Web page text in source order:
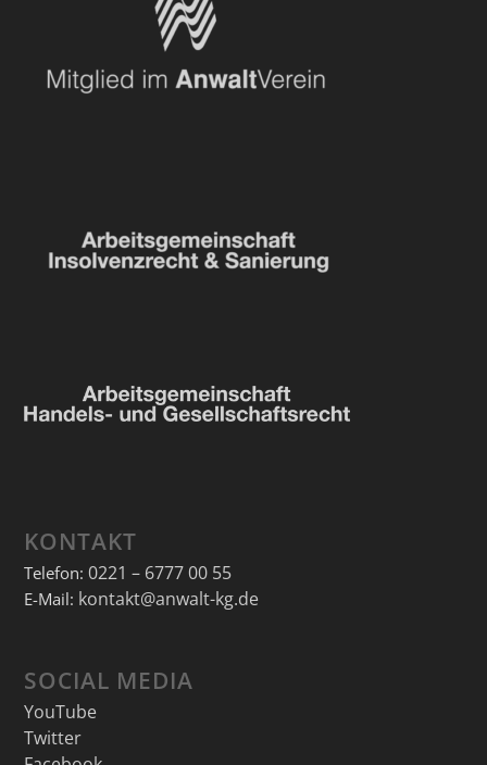
KONTAKT
Telefon: 0221 – 6777 00 55
E-Mail: kontakt@anwalt-kg.de
SOCIAL MEDIA
YouTube
Twitter